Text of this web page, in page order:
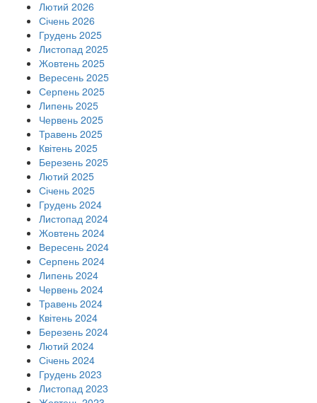
Лютий 2026
Січень 2026
Грудень 2025
Листопад 2025
Жовтень 2025
Вересень 2025
Серпень 2025
Липень 2025
Червень 2025
Травень 2025
Квітень 2025
Березень 2025
Лютий 2025
Січень 2025
Грудень 2024
Листопад 2024
Жовтень 2024
Вересень 2024
Серпень 2024
Липень 2024
Червень 2024
Травень 2024
Квітень 2024
Березень 2024
Лютий 2024
Січень 2024
Грудень 2023
Листопад 2023